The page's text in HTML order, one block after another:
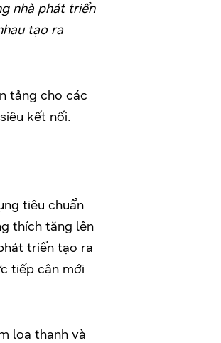
nhà phát triển
tạo ra
tảng cho các
kết nối.
tiêu chuẩn
thích tăng lên
triển tạo ra
tiếp cận mới
loa thanh và